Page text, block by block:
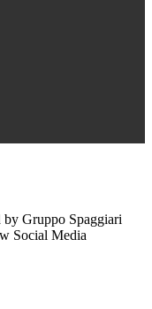
by Gruppo Spaggiari
Social Media